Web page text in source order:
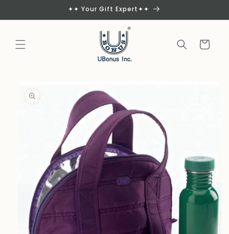
✦✦ Your Gift Expert✦✦
Cart
product
information